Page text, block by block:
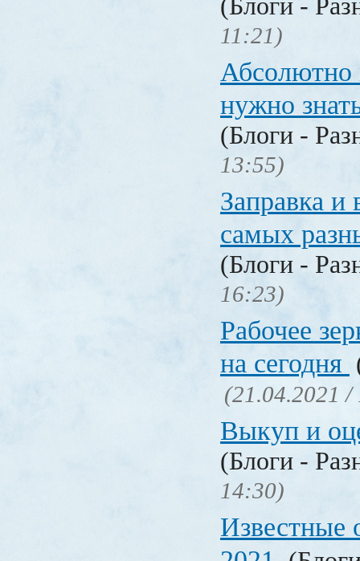
(Блоги -
11:21)
Абсолютно
нужно
(Блоги -
13:55)
Заправка и
самых
(Блоги -
16:23)
Рабочее
на сегодня
(21.04.2021 /
Выкуп и
(Блоги -
14:30)
Известные